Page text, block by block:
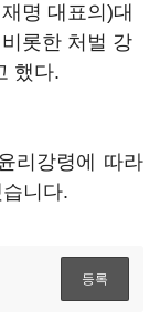
명 대표의)대
롯한 처벌 강
했다.
리강령에 따라
니다.